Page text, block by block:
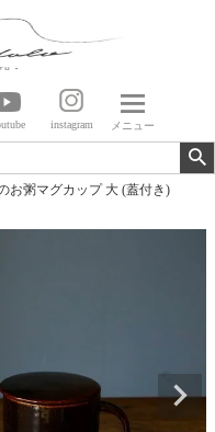
instagram メニュー
お粥マグカップ 大 (蓋付き)